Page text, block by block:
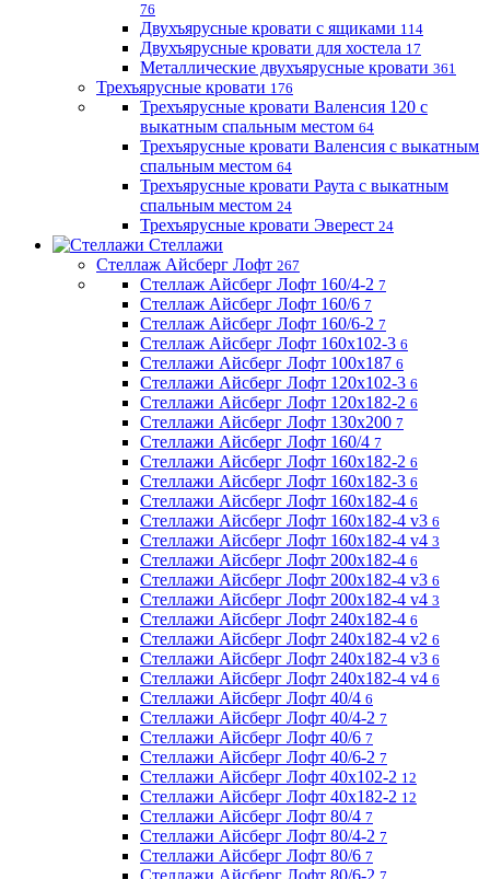
76
Двухъярусные кровати с ящиками 114
Двухъярусные кровати для хостела 17
Металлические двухъярусные кровати 361
Трехъярусные кровати 176
Трехъярусные кровати Валенсия 120 с
выкатным спальным местом 64
Трехъярусные кровати Валенсия с выкатным
спальным местом 64
Трехъярусные кровати Раута с выкатным
спальным местом 24
Трехъярусные кровати Эверест 24
Стеллажи
Стеллаж Айсберг Лофт 267
Стеллаж Айсберг Лофт 160/4-2 7
Стеллаж Айсберг Лофт 160/6 7
Стеллаж Айсберг Лофт 160/6-2 7
Стеллаж Айсберг Лофт 160х102-3 6
Стеллажи Айсберг Лофт 100х187 6
Стеллажи Айсберг Лофт 120х102-3 6
Стеллажи Айсберг Лофт 120х182-2 6
Стеллажи Айсберг Лофт 130х200 7
Стеллажи Айсберг Лофт 160/4 7
Стеллажи Айсберг Лофт 160х182-2 6
Стеллажи Айсберг Лофт 160х182-3 6
Стеллажи Айсберг Лофт 160х182-4 6
Стеллажи Айсберг Лофт 160х182-4 v3 6
Стеллажи Айсберг Лофт 160х182-4 v4 3
Стеллажи Айсберг Лофт 200х182-4 6
Стеллажи Айсберг Лофт 200х182-4 v3 6
Стеллажи Айсберг Лофт 200х182-4 v4 3
Стеллажи Айсберг Лофт 240х182-4 6
Стеллажи Айсберг Лофт 240х182-4 v2 6
Стеллажи Айсберг Лофт 240х182-4 v3 6
Стеллажи Айсберг Лофт 240х182-4 v4 6
Стеллажи Айсберг Лофт 40/4 6
Стеллажи Айсберг Лофт 40/4-2 7
Стеллажи Айсберг Лофт 40/6 7
Стеллажи Айсберг Лофт 40/6-2 7
Стеллажи Айсберг Лофт 40х102-2 12
Стеллажи Айсберг Лофт 40х182-2 12
Стеллажи Айсберг Лофт 80/4 7
Стеллажи Айсберг Лофт 80/4-2 7
Стеллажи Айсберг Лофт 80/6 7
Стеллажи Айсберг Лофт 80/6-2